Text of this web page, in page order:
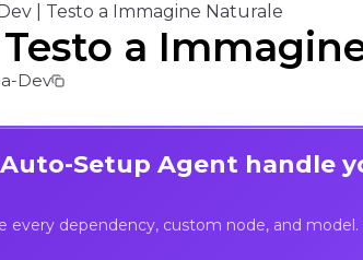
| Testo a Immagine Naturale
a
Dev
Setup Agent handle
every dependency, custom node, and